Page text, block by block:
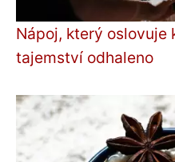
Nápoj, který oslovuje
tajemství odhaleno